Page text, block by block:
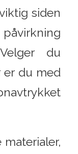
siden
du
er du med